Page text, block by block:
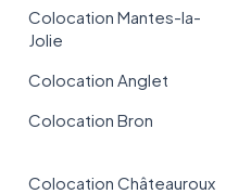
Colocation Mantes-la-
Jolie
Colocation Anglet
Colocation Bron
Colocation Châteauroux